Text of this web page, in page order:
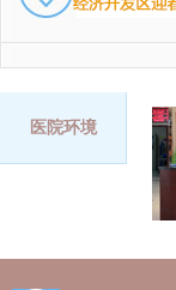
医院环境